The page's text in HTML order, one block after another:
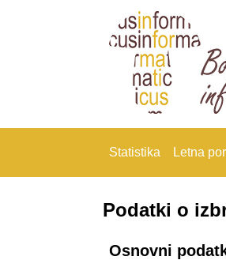
Statistika Letna
Podatki o
Osnovni